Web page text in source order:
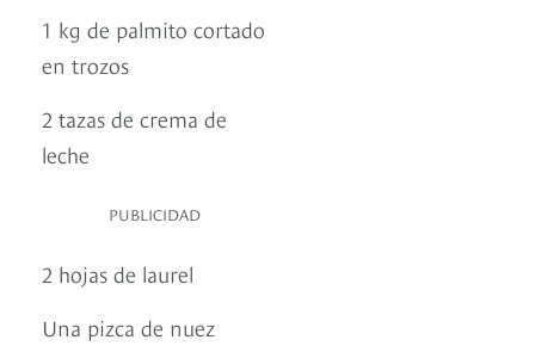
1 kg de palmito cortado
en trozos
2 tazas de crema de
leche
PUBLICIDAD
2 hojas de laurel
Una pizca de nuez